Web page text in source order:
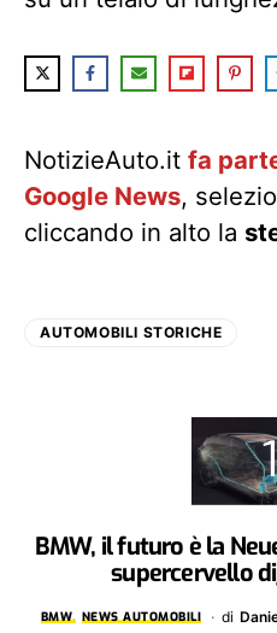
NotizieAuto.it fa
Google News,
cliccando in alto la
AUTOMOBILI STORICHE
BMW, il futuro è la
supercervello
BMW NEWS AUTOMOBILI di